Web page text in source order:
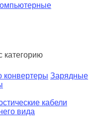
категорию
конвертеры Зарядные
кабели
вида